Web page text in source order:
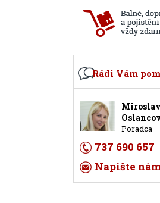
Rádi Vám
Poradca
737 690 657
Napište